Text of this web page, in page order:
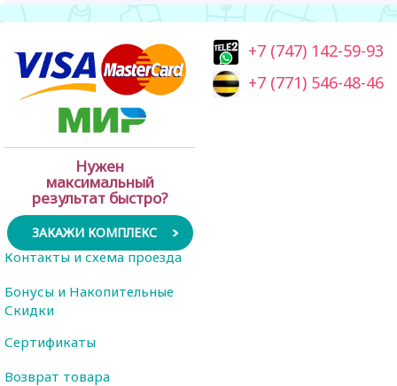
Нужен
максимальный
результат быстро?
ЗАКАЖИ КОМПЛЕКС
+7 (747) 142-59-93
+7 (771) 546-48-46
Контакты и схема проезда
Бонусы и Накопительные
Скидки
Сертификаты
Возврат товара